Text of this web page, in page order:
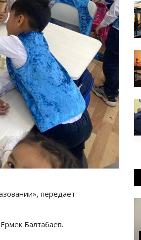
передает
Балтабаев.